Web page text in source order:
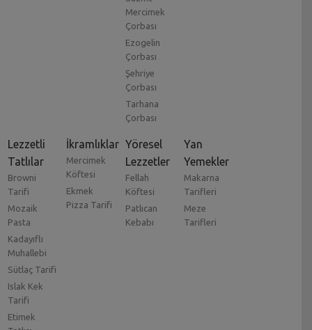
Mercimek
Çorbası
Ezogelin
Çorbası
Şehriye
Çorbası
Tarhana
Çorbası
Lezzetli
Tatlılar
Browni
Tarifi
Mozaik
Pasta
Kadayıflı
Muhallebi
Sütlaç Tarifi
Islak Kek
Tarifi
Etimek
İkramlıklar
Mercimek
Köftesi
Ekmek
Pizza Tarifi
Yöresel
Lezzetler
Fellah
Köftesi
Patlıcan
Kebabı
Yan
Yemekler
Makarna
Tarifleri
Meze
Tarifleri